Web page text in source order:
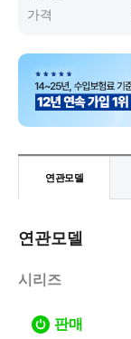
가격
연관모델
연관모델
시리즈
판매